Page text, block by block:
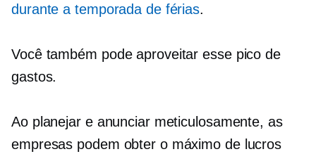
durante a temporada de férias.
Você também pode aproveitar esse pico de
gastos.
Ao planejar e anunciar meticulosamente, as
empresas podem obter o máximo de lucros